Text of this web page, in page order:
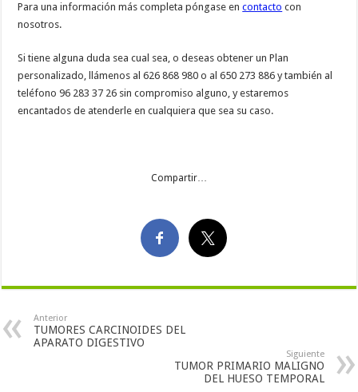
Para una información más completa póngase encontacto con
nosotros.
Si tiene alguna duda sea cual sea, o deseas obtener un Plan
personalizado, llámenos al 626 868 980 o al 650 273 886 y también al
teléfono 96 283 37 26 sin compromiso alguno, y estaremos
encantados de atenderle en cualquiera que sea su caso.
Compartir…
Anterior
TUMORES CARCINOIDES DEL
APARATO DIGESTIVO
Siguiente
TUMOR PRIMARIO MALIGNO
DEL HUESO TEMPORAL